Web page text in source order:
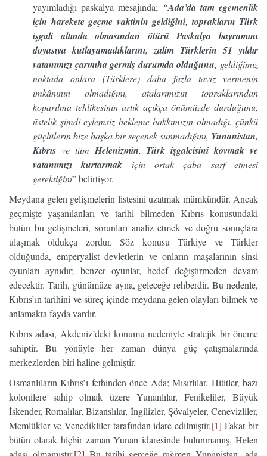
yayımladığı paskalya mesajında; “Ada’da tam egemenlik
için harekete geçme vaktinin geldiğini,toprakların Türk
işgali altında olmasından ötürü Paskalya bayramını
doyasıya kutlayamadıklarını,zalim Türklerin 51 yıldır
vatanımızı çarmıha germiş durumda olduğunu, geldiğimiz
noktada onlara (Türklere) daha fazla taviz vermenin
imkânının olmadığını, atalarımızın topraklarından
koparılma tehlikesinin artık açıkça önümüzde durduğunu,
üstelik şimdi eylemsiz bekleme hakkımızın olmadığı, çünkü
güçlülerin bize başka bir seçenek sunmadığını, Yunanistan,
Kıbrıs ve tümHelenizmin, Türk işgalcisini kovmak ve
vatanımızı kurtarmak için ortak çaba sarf etmesi
gerektiğini” belirtiyor.
Meydana gelen gelişmelerin listesini uzatmak mümkündür. Ancak
geçmişte yaşanılanları ve tarihi bilmeden Kıbrıs konusundaki
bütün bu gelişmeleri, sorunları analiz etmek ve doğru sonuçlara
ulaşmak oldukça zordur. Söz konusu Türkiye ve Türkler
olduğunda, emperyalist devletlerin ve onların maşalarının sinsi
oyunları aynıdır; benzer oyunlar, hedef değiştirmeden devam
edecektir. Tarih, günümüze ayna, geleceğe rehberdir. Bu nedenle,
Kıbrıs’ın tarihini ve süreç içinde meydana gelen olayları bilmek ve
anlamakta fayda vardır.
Kıbrıs adası, Akdeniz’deki konumu nedeniyle stratejik bir öneme
sahiptir. Bu yönüyle her zaman dünya güç çatışmalarında
merkezlerden biri haline gelmiştir.
Osmanlıların Kıbrıs’ı fethinden önce Ada; Mısırlılar, Hititler, bazı
kolonilere sahip olmak üzere Yunanlılar, Fenikeliler, Büyük
İskender, Romalılar, Bizanslılar, İngilizler, Şövalyeler, Cenevizliler,
Memlükler ve Venedikliler tarafından idare edilmiştir.[1] Fakat bir
bütün olarak hiçbir zaman Yunan idaresinde bulunmamış, Helen